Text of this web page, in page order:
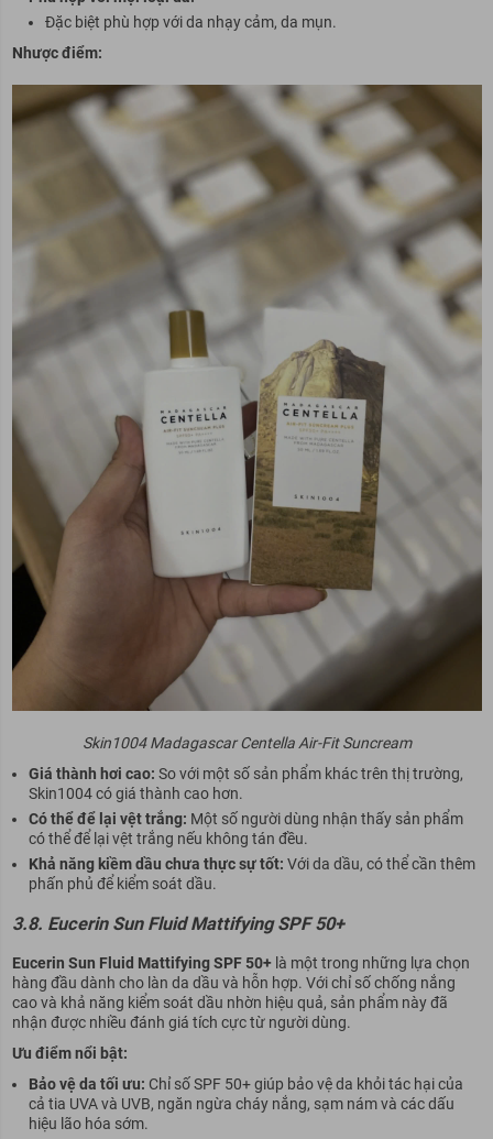
Đặc biệt phù hợp với da nhạy cảm, da mụn.
Nhược điểm:
Skin1004 Madagascar Centella Air-Fit Suncream
Giá thành hơi cao: So với một số sản phẩm khác trên thị trường,
Skin1004 có giá thành cao hơn.
Có thể để lại vệt trắng: Một số người dùng nhận thấy sản phẩm
có thể để lại vệt trắng nếu không tán đều.
Khả năng kiềm dầu chưa thực sự tốt: Với da dầu, có thể cần thêm
phấn phủ để kiểm soát dầu.
3.8. Eucerin Sun Fluid Mattifying SPF 50+
Eucerin Sun Fluid Mattifying SPF 50+là một trong những lựa chọn
hàng đầu dành cho làn da dầu và hỗn hợp. Với chỉ số chống nắng
cao và khả năng kiểm soát dầu nhờn hiệu quả, sản phẩm này đã
nhận được nhiều đánh giá tích cực từ người dùng.
Ưu điểm nổi bật:
Bảo vệ da tối ưu: Chỉ số SPF 50+ giúp bảo vệ da khỏi tác hại của
cả tia UVA và UVB, ngăn ngừa cháy nắng, sạm nám và các dấu
hiệu lão hóa sớm.